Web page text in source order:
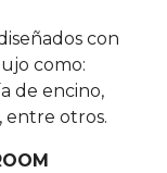
con
como:
de encino,
entre otros.